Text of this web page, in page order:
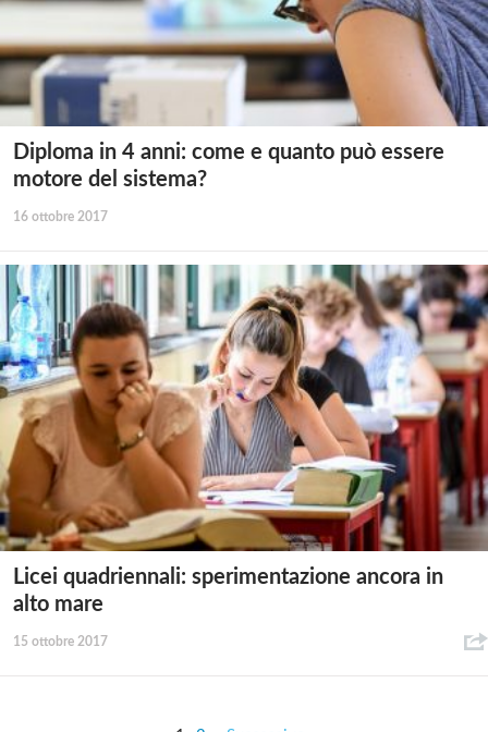
Diploma in 4 anni: come e quanto può essere
motore del sistema?
16 ottobre 2017
Licei quadriennali: sperimentazione ancora in
alto mare
15 ottobre 2017